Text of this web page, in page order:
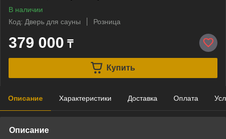
В наличии
Код: Дверь для сауны
Розница
379 000 ₸
Купить
Описание Характеристики Доставка Оплата
Описание